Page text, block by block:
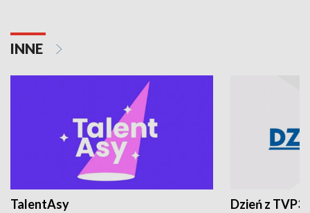
INNE
TalentAsy Dzień z TVP3